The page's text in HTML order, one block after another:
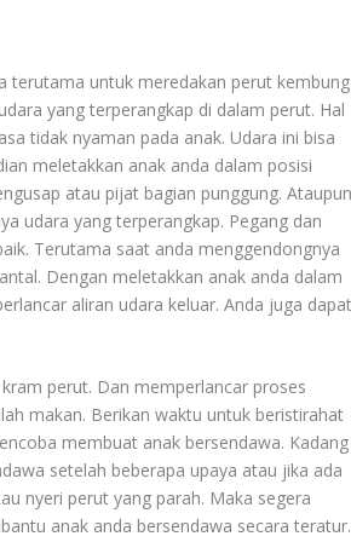
terutama untuk meredakan perut kembung
yang terperangkap di dalam perut. Hal
tidak nyaman pada anak. Udara ini bisa
meletakkan anak anda dalam posisi
atau pijat bagian punggung. Ataupun
udara yang terperangkap. Pegang dan
Terutama saat anda menggendongnya
Dengan meletakkan anak anda dalam
aliran udara keluar. Anda juga dapat
perut. Dan memperlancar proses
makan. Berikan waktu untuk beristirahat
membuat anak bersendawa. Kadang
setelah beberapa upaya atau jika ada
nyeri perut yang parah. Maka segera
anak anda bersendawa secara teratur.